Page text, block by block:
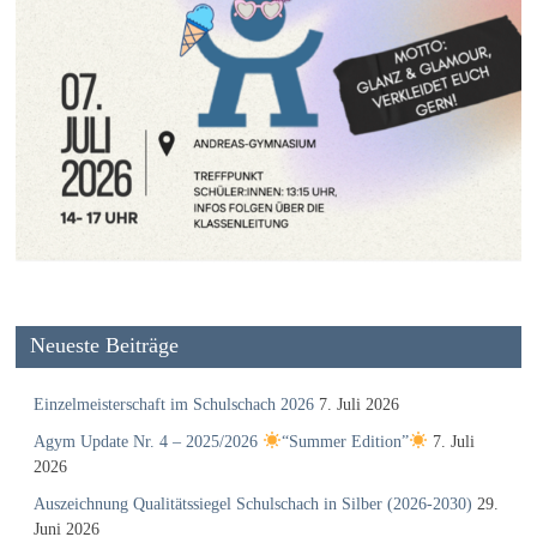
Neueste Beiträge
Einzelmeisterschaft im Schulschach 2026 7. Juli 2026
Agym Update Nr. 4 – 2025/2026 “Summer Edition”
7. Juli
2026
Auszeichnung Qualitätssiegel Schulschach in Silber (2026-2030) 29.
Juni 2026